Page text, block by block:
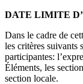
DATE LIMITE
Dans le cadre de
les critères suivants
participantes:
Éléments, les
section locale.